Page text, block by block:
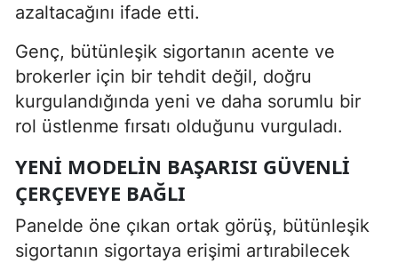
azaltacağını ifade etti.
Genç, bütünleşik sigortanın acente ve
brokerler için bir tehdit değil, doğru
kurgulandığında yeni ve daha sorumlu bir
rol üstlenme fırsatı olduğunu vurguladı.
YENI MODELIN BAŞARISI GÜVENLI
ÇERÇEVEYE BAĞLI
Panelde öne çıkan ortak görüş, bütünleşik
sigortanın sigortaya erişimi artırabilecek